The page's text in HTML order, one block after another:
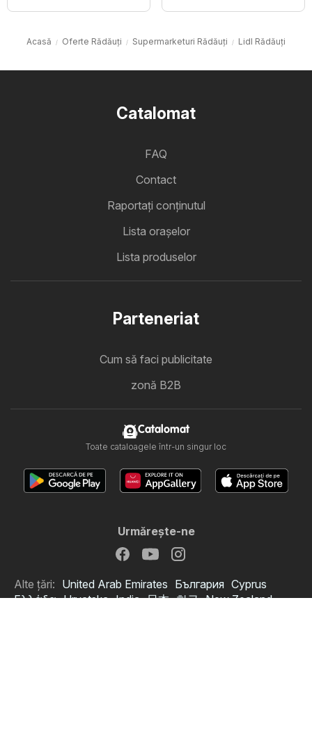
Acasă Oferte Rădăuți Supermarketuri Rădăuți Lidl Rădăuți
Catalomat
FAQ
Contact
Raportați conținutul
Lista oraşelor
Lista produselor
Parteneriat
Cum să faci publicitate
zonă B2B
Catalomat
Toate cataloagele într-un singur loc
Urmăreşte-ne
Alte țări: United Arab Emirates България Cyprus
Ελλάδα Hrvatska India 日本 한국 New Zealand